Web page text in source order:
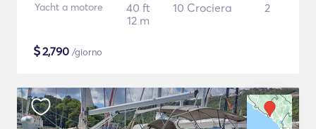
Yacht a motore
40 ft
12 m
10 Crociera 2
$2,790 /giorno